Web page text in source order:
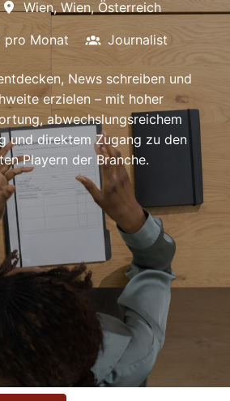
Wien, Wien, Österreich
pro Monat
Journalist
News schreiben und
erzielen – mit hoher
abwechslungsreichem
und direktem Zugang zu den
Playern der Branche.